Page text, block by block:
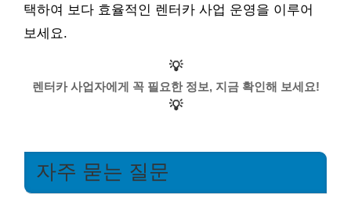
택하여 보다 효율적인 렌터카 사업 운영을 이루어
보세요.
💡
렌터카 사업자에게 꼭 필요한 정보, 지금 확인해 보세요!
💡
자주 묻는 질문